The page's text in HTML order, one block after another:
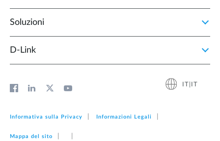
Soluzioni
D‑Link
Informativa sulla Privacy Informazioni Legali
Mappa del sito